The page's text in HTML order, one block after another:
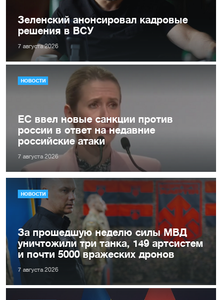
Зеленский анонсировал кадровые
решения в ВСУ
7 августа 2026
НОВОСТИ
ЕС ввел новые санкции против
россии в ответ на недавние
российские атаки
7 августа 2026
НОВОСТИ
За прошедшую неделю силы МВД
уничтожили три танка, 149 артсистем
и почти 5000 вражеских дронов
7 августа 2026